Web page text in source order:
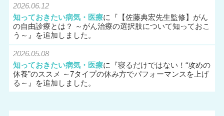
2026.06.12
知っておきたい病気・医療に『 【佐藤典宏先生監修】がん
の自由診療とは？ ～がん治療の選択肢について知っておこ
う～ 』を追加しました。
2026.05.08
知っておきたい病気・医療に『寝るだけではない！“攻めの
休養”のススメ ～7タイプの休み方でパフォーマンスを上げ
る～ 』を追加しました。